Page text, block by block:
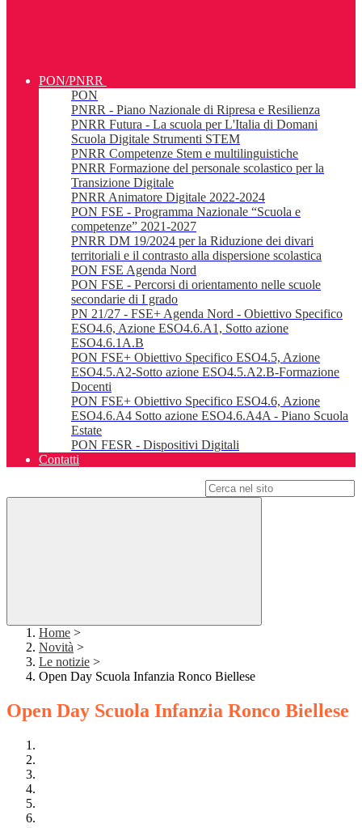
PON/PNRR
PON
PNRR - Piano Nazionale di Ripresa e Resilienza
PNRR Futura - La scuola per L'Italia di Domani
Scuola Digitale Strumenti STEM
PNRR Competenze Stem e multilinguistiche
PNRR Formazione del personale scolastico per la
Transizione Digitale
PNRR Animatore Digitale 2022-2024
PON FSE - Programma Nazionale “Scuola e
competenze” 2021-2027
PNRR DM 19/2024 per la Riduzione dei divari
territoriali e il contrasto alla dispersione scolastica
PON FSE Agenda Nord
PON FSE - Percorsi di orientamento nelle scuole
secondarie di I grado
PN 21/27 - FSE+ Agenda Nord - Obiettivo Specifico
ESO4.6, Azione ESO4.6.A1, Sotto azione
ESO4.6.1A.B
PON FSE+ Obiettivo Specifico ESO4.5, Azione
ESO4.5.A2-Sotto azione ESO4.5.A2.B-Formazione
Docenti
PON FSE+ Obiettivo Specifico ESO4.6, Azione
ESO4.6.A4 Sotto azione ESO4.6.A4A - Piano Scuola
Estate
PON FESR - Dispositivi Digitali
Contatti
Home >
Novità >
Le notizie >
Open Day Scuola Infanzia Ronco Biellese
Open Day Scuola Infanzia Ronco Biellese